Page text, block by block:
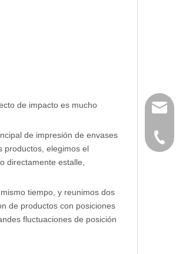
de impacto es mucho
de impresión de envases
productos, elegimos el
directamente estalle,
tiempo, y reunimos dos
de productos con posiciones
fluctuaciones de posición
0086-